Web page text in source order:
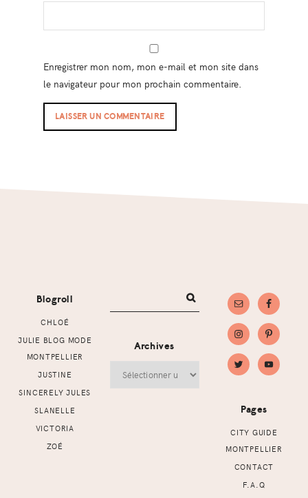
Enregistrer mon nom, mon e-mail et mon site dans
le navigateur pour mon prochain commentaire.
Blogroll
CHLOÉ
JULIE BLOG MODE
MONTPELLIER
JUSTINE
SINCERELY JULES
SLANELLE
VICTORIA
ZOÉ
Archives
Pages
CITY GUIDE
MONTPELLIER
CONTACT
F.A.Q